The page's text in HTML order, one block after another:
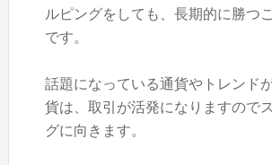
ルピングをしても、長期的に勝つ
です。
話題になっている通貨やトレンド
貨は、取引が活発になりますので
グに向きます。